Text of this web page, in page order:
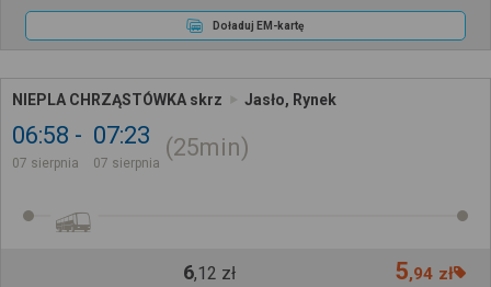
Doładuj EM-kartę
NIEPLA CHRZĄSTÓWKA skrz Jasło, Rynek
06:58
07 sierpnia
07:23
07 sierpnia
25min
6,12 zł 5,94 zł